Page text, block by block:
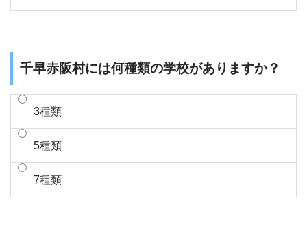
千早赤阪村には何種類の学校がありますか？
3種類
5種類
7種類